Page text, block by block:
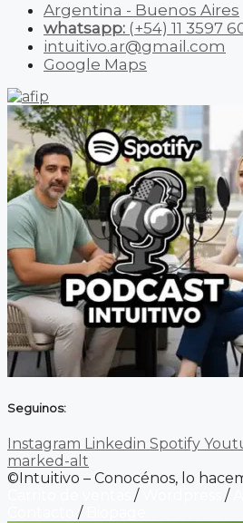
Argentina - Buenos Aires
whatsapp: (+54) 11 3597
intuitivo.ar@gmail.com
Google Maps
Seguinos:
Instagram Linkedin Spotify
marked-alt
©Intuitivo – Conocénos, lo
/ /
/